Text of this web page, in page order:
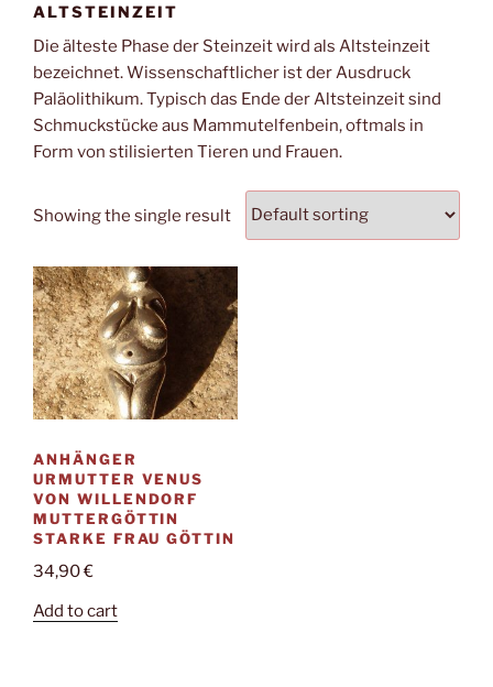
ALTSTEINZEIT
Die älteste Phase der Steinzeit wird als Altsteinzeit
bezeichnet. Wissenschaftlicher ist der Ausdruck
Paläolithikum. Typisch das Ende der Altsteinzeit sind
Schmuckstücke aus Mammutelfenbein, oftmals in
Form von stilisierten Tieren und Frauen.
Showing the single result
ANHÄNGER
URMUTTER VENUS
VON WILLENDORF
MUTTERGÖTTIN
STARKE FRAU GÖTTIN
34,90€
Add to cart